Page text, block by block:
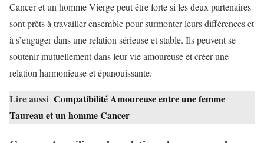
Cancer et un homme Vierge peut être forte si les deux partenaires
sont prêts à travailler ensemble pour surmonter leurs différences et
à s’engager dans une relation sérieuse et stable. Ils peuvent se
soutenir mutuellement dans leur vie amoureuse et créer une
relation harmonieuse et épanouissante.
Lire aussi Compatibilité Amoureuse entre une femme
Taureau et un homme Cancer